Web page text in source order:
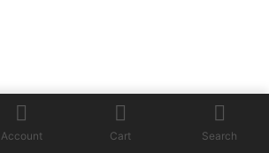
Account Cart Search